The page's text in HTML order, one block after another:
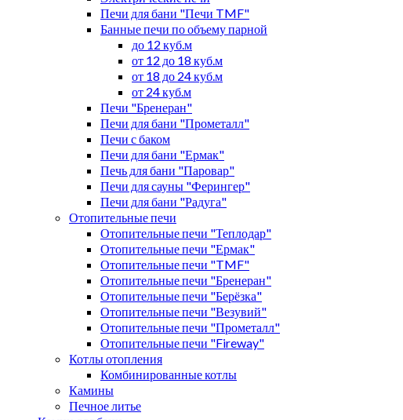
Печи для бани "Печи TMF"
Банные печи по объему парной
до 12 куб.м
от 12 до 18 куб.м
от 18 до 24 куб.м
от 24 куб.м
Печи "Бренеран"
Печи для бани "Прометалл"
Печи с баком
Печи для бани "Ермак"
Печь для бани "Паровар"
Печи для сауны "Ферингер"
Печи для бани "Радуга"
Отопительные печи
Отопительные печи "Теплодар"
Отопительные печи "Ермак"
Отопительные печи "TMF"
Отопительные печи "Бренеран"
Отопительные печи "Берёзка"
Отопительные печи "Везувий"
Отопительные печи "Прометалл"
Отопительные печи "Fireway"
Котлы отопления
Комбинированные котлы
Камины
Печное литье